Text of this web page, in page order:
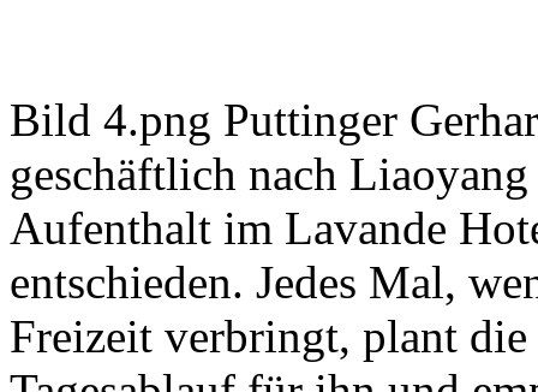
Bild 4.png Puttinger
geschäftlich nach
Aufenthalt im Lavande
entschieden. Jedes Mal,
Freizeit verbringt, plant